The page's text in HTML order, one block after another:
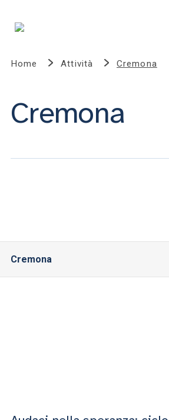
Home Attività Cremona
Cremona
Cremona